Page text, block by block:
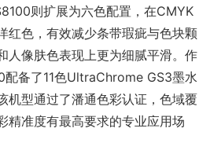
则扩展为六色配置，在CMYK
红色，有效减少条带瑕疵与色块颗
人像肤色表现上更为细腻平滑。作
备了11色UltraChrome GS3墨水
机型通过了潘通色彩认证，色域覆
精准度有最高要求的专业应用场